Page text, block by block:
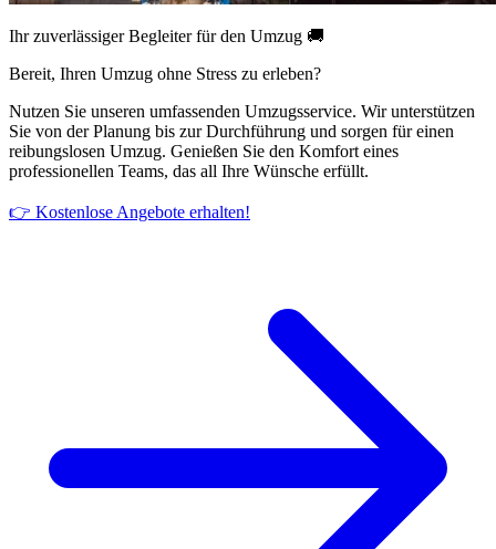
Ihr zuverlässiger Begleiter für den Umzug 🚚
Bereit, Ihren Umzug ohne Stress zu erleben?
Nutzen Sie unseren umfassenden Umzugsservice. Wir unterstützen
Sie von der Planung bis zur Durchführung und sorgen für einen
reibungslosen Umzug. Genießen Sie den Komfort eines
professionellen Teams, das all Ihre Wünsche erfüllt.
👉 Kostenlose Angebote erhalten!